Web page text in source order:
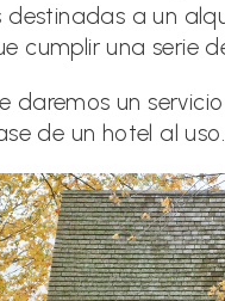
destinadas a un
cumplir una serie
daremos un
de un hotel al uso.